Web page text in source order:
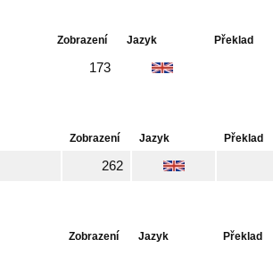
Zobrazení Jazyk Překlad
173
Zobrazení Jazyk Překlad
262
Zobrazení Jazyk Překlad